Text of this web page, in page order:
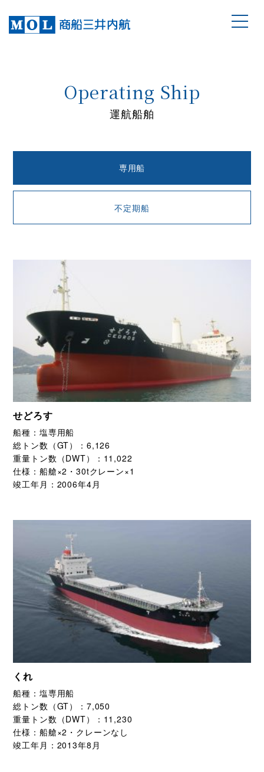
Operating Ship
運航船舶
専用船
不定期船
せどろす
船種： 塩専用船
総トン数（GT）： 6,126
重量トン数（DWT）： 11,022
仕様： 船艙×2・30tクレーン×1
竣工年月： 2006年4月
くれ
船種： 塩専用船
総トン数（GT）： 7,050
重量トン数（DWT）： 11,230
仕様： 船艙×2・クレーンなし
竣工年月： 2013年8月